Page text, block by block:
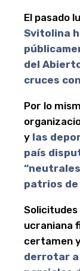
El pasado
Svitolina
del
cruces
Por lo
y las
país
patrios de
Solicitudes
ucraniana
certamen
derrotar a